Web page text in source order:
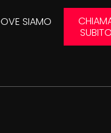
SIAMO